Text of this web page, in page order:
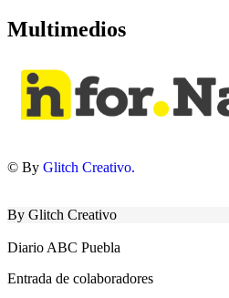
Multimedios
© By Glitch Creativo.
By Glitch Creativo
Diario ABC Puebla
Entrada de colaboradores